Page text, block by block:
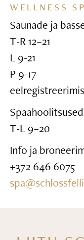
WELLNESS
Saunade ja
T-R 12–21
L 9-21
P 9-17
Spaahoolitsused
T-L 9–20
Info ja
+372 646 6075